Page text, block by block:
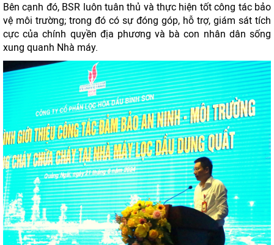
Bên cạnh đó, BSR luôn tuân thủ và thực hiện tốt công tác bảo
vệ môi trường; trong đó có sự đóng góp, hỗ trợ, giám sát tích
cực của chính quyền địa phương và bà con nhân dân sống
xung quanh Nhà máy.